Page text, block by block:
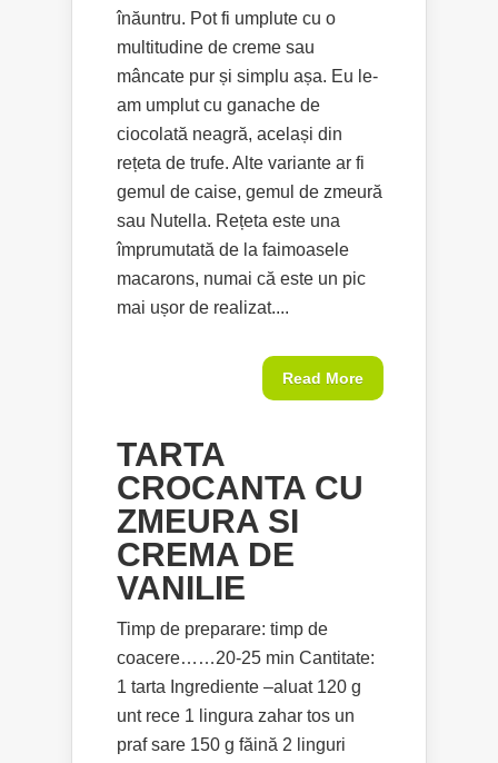
înăuntru. Pot fi umplute cu o
multitudine de creme sau
mâncate pur și simplu așa. Eu le-
am umplut cu ganache de
ciocolată neagră, același din
rețeta de trufe. Alte variante ar fi
gemul de caise, gemul de zmeură
sau Nutella. Rețeta este una
împrumutată de la faimoasele
macarons, numai că este un pic
mai ușor de realizat....
Read More
TARTA
CROCANTA CU
ZMEURA SI
CREMA DE
VANILIE
Timp de preparare: timp de
coacere……20-25 min Cantitate:
1 tarta Ingrediente –aluat 120 g
unt rece 1 lingura zahar tos un
praf sare 150 g făină 2 linguri